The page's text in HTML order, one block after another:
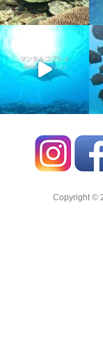
Copyright ©